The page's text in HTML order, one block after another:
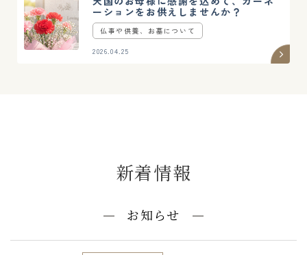
ーションをお供えしませんか？
仏事や供養、お墓について
2026.04.25
新着情報
お知らせ